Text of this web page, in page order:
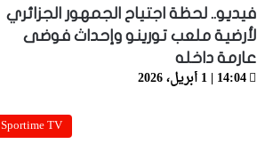
فيديو.. لحظة اجتياح الجمهور الجزائري
لأرضية ملعب تورينو وإحداث فوضى
عارمة داخله
14:04 | 1 أبريل، 2026
Sportime TV